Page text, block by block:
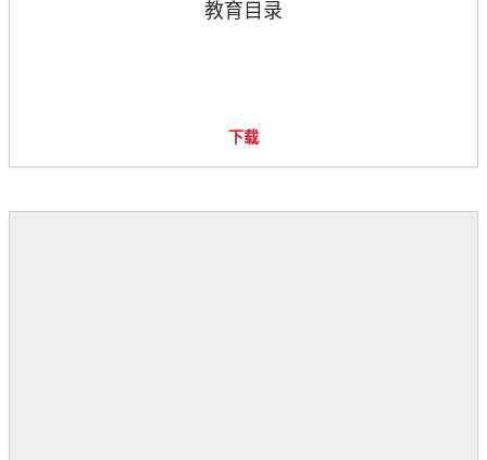
教育目录
下载